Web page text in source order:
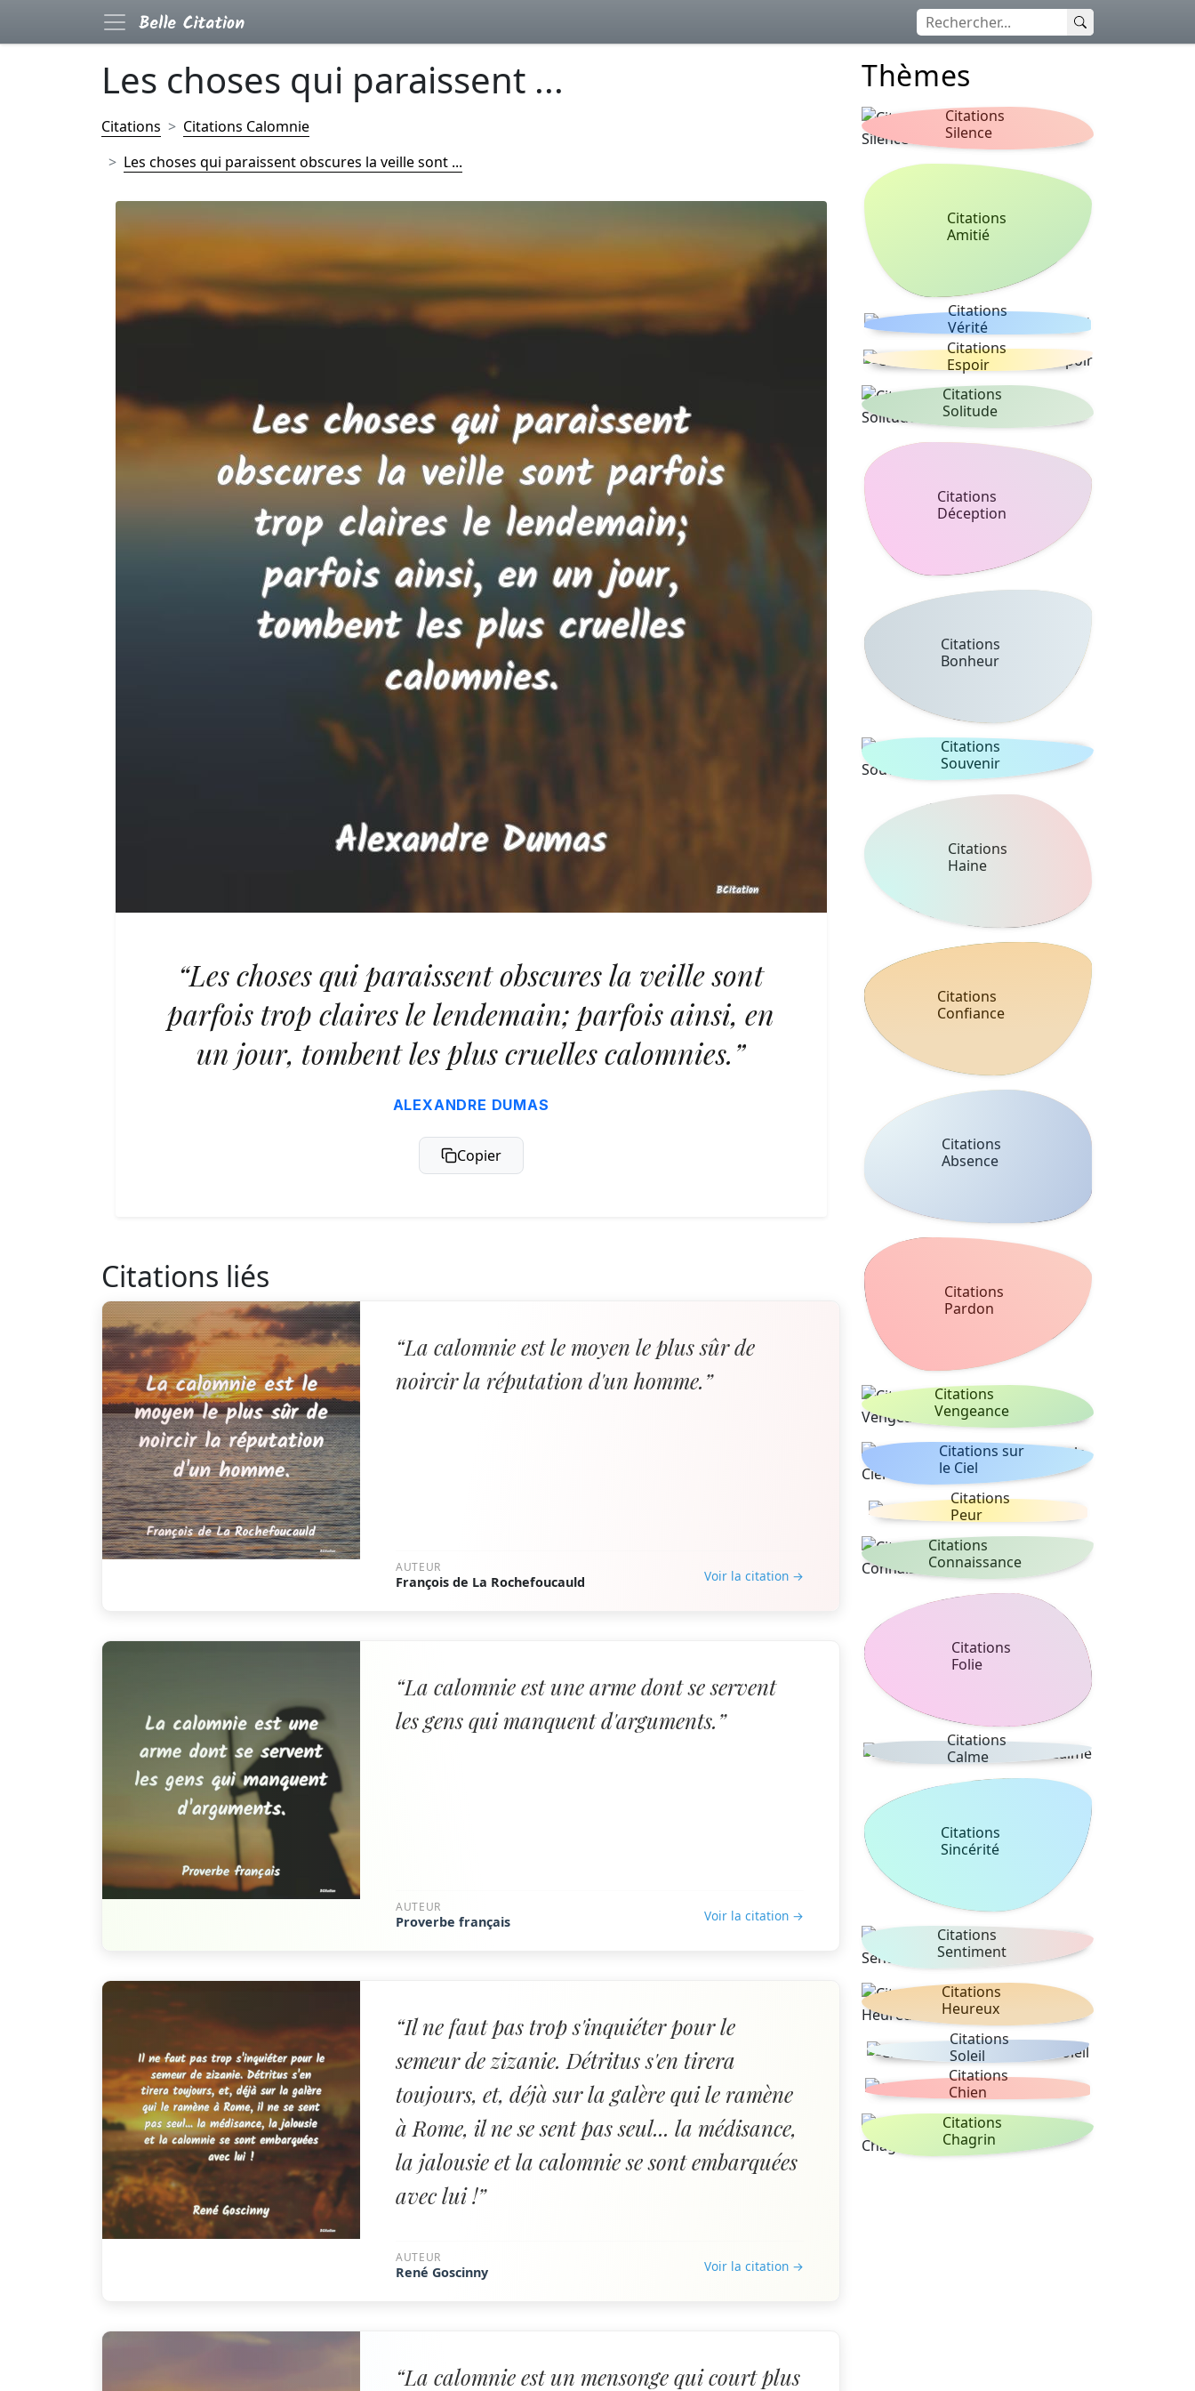
Les choses qui paraissent ...
Citations
Citations Calomnie
Les choses qui paraissent obscures la veille sont ...
“Les choses qui paraissent obscures la veille sont
parfois trop claires le lendemain; parfois ainsi, en
un jour, tombent les plus cruelles calomnies.”
ALEXANDRE DUMAS
Copier
Citations liés
“La calomnie est le moyen le plus sûr de
noircir la réputation d'un homme.”
AUTEUR
François de La Rochefoucauld Voir la citation →
“La calomnie est une arme dont se servent
les gens qui manquent d'arguments.”
AUTEUR
Proverbe français Voir la citation →
“Il ne faut pas trop s'inquiéter pour le
semeur de zizanie. Détritus s'en tirera
toujours, et, déjà sur la galère qui le ramène
à Rome, il ne se sent pas seul... la médisance,
la jalousie et la calomnie se sont embarquées
avec lui !”
AUTEUR
René Goscinny Voir la citation →
“La calomnie est un mensonge qui court plus
Thèmes
Citations
Silence
Citations
Amitié
Citations
Vérité
Citations
Espoir
Citations
Solitude
Citations
Déception
Citations
Bonheur
Citations
Souvenir
Citations
Haine
Citations
Confiance
Citations
Absence
Citations
Pardon
Citations
Vengeance
Citations sur
le Ciel
Citations
Peur
Citations
Connaissance
Citations
Folie
Citations
Calme
Citations
Sincérité
Citations
Sentiment
Citations
Heureux
Citations
Soleil
Citations
Chien
Citations
Chagrin